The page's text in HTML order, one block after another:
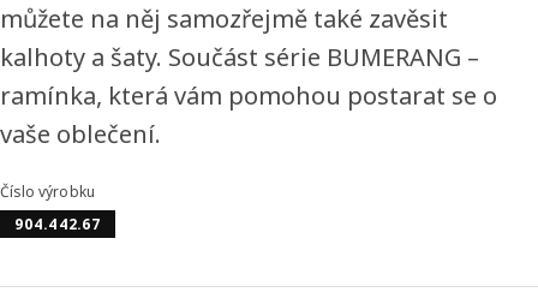
můžete na něj samozřejmě také zavěsit
kalhoty a šaty. Součást série BUMERANG –
ramínka, která vám pomohou postarat se o
vaše oblečení.
Číslo výrobku
904.442.67